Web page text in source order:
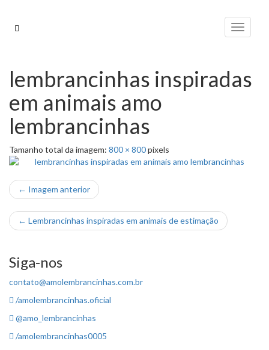
para
Alternar
lembrancinhas inspiradas
em animais amo
lembrancinhas
Tamanho total da imagem: 800 × 800pixels
← Imagem anterior
← Lembrancinhas inspiradas em animais de estimação
Siga-nos
contato@amolembrancinhas.com.br
/amolembrancinhas.oficial
@amo_lembrancinhas
/amolembrancinhas0005